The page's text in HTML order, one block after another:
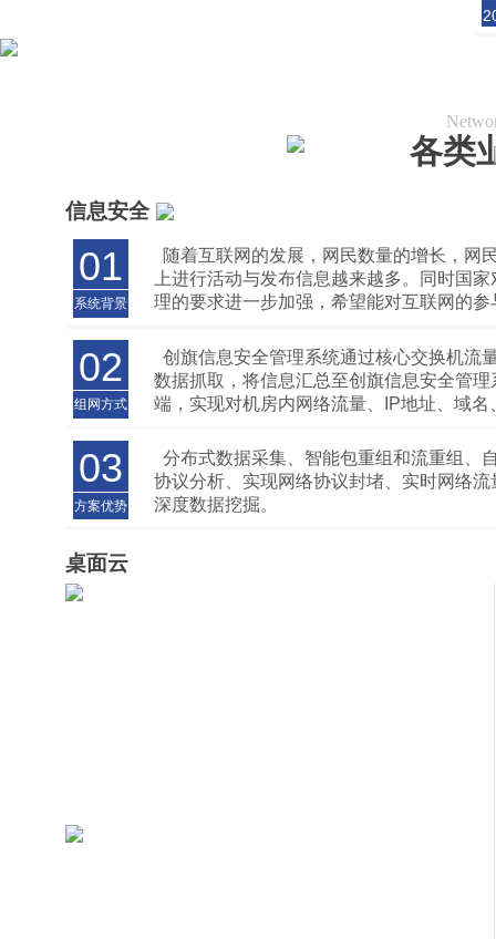
各类
信息安全
01
系统背景
随着互联网的发展，网民数量的增长，网
上进行活动与发布信息越来越多。同时国
理的要求进一步加强，希望能对互联网的参
的非法信息能有个及时有效的监管机制。
《关于加强和创新社会管理的意见》（中发
11号）中明确要求加强网络技术手段和管
设，完善网上有害信息的监测和查处机制
02
组网方式
创旗信息安全管理系统通过核心交换机流
数据抓取，将信息汇总至创旗信息安全管理
端，实现对机房内网络流量、IP地址、域名
和管控。采用并联/串联模式基于交换机端
理，可灵活部署在基础网络中。
03
方案优势
分布式数据采集、智能包重组和流重组、
协议分析、实现网络协议封堵、实时网络流
深度数据挖掘。
桌面云